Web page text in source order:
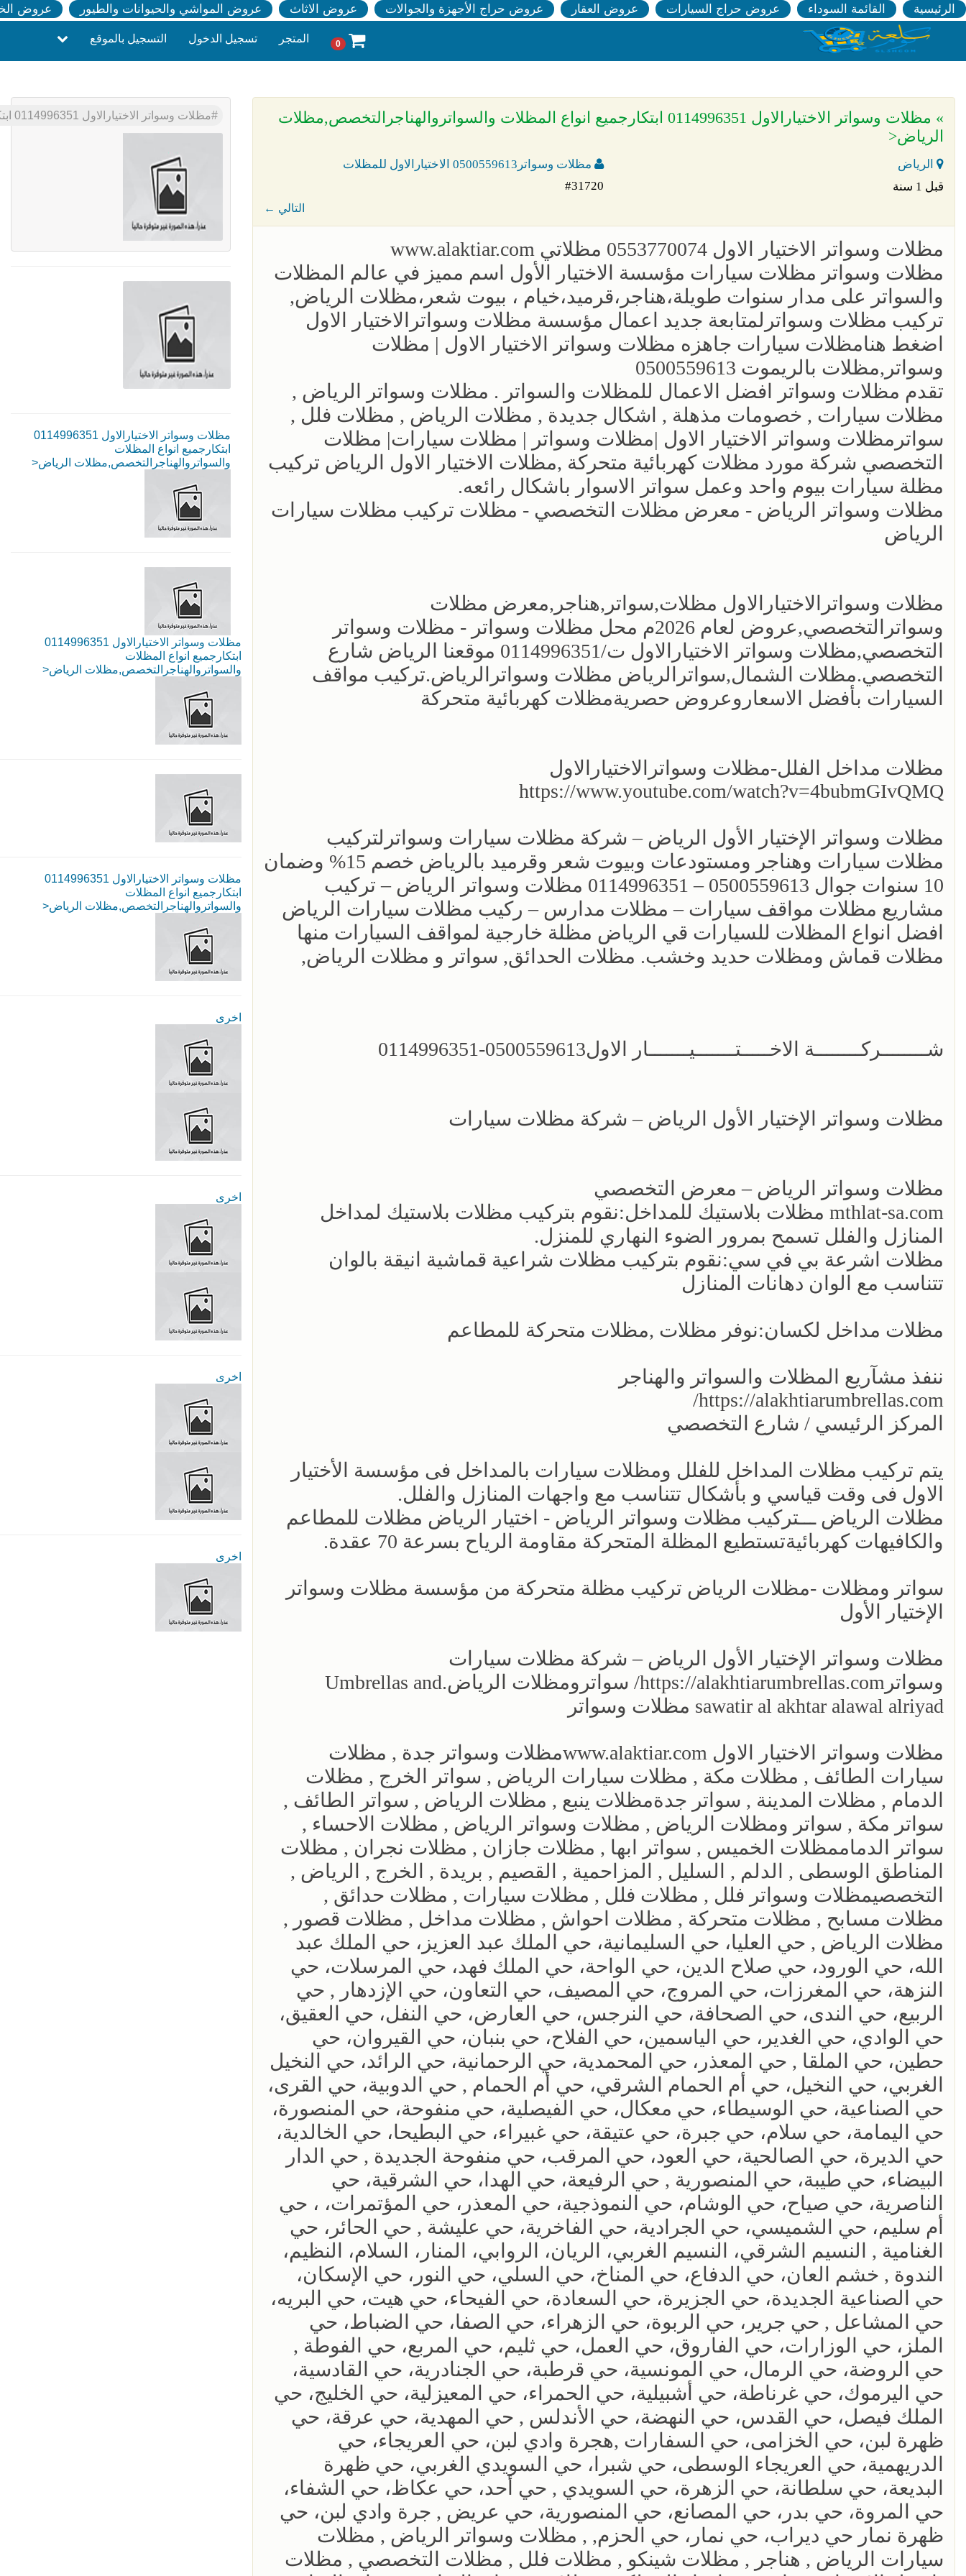
الرئيسية القائمة السوداء عروض حراج السيارات عروض العقار عروض حراج الأجهزة والجوالات عروض الاثاث عروض المواشي والحيوانات والطيور عروض
0 المتجر تسجيل الدخول التسجيل بالموقع
» مظلات وسواتر الاختيارالاول 0114996351 ابتكارجميع انواع المظلات والسواتروالهناجرالتخصص,مظلات
الرياض<
الرياض
مظلات وسواتر0500559613 الاختيارالاول للمظلات
قبل 1 سنة
#31720
← التالي
مظلات وسواتر الاختيار الاول 0553770074 مظلاتي www.alaktiar.com
مظلات وسواتر مظلات سيارات مؤسسة الاختيار الأول اسم مميز في عالم المظلات
والسواتر على مدار سنوات طويلة،هناجر،قرميد،خيام ، بيوت شعر،مظلات الرياض,
تركيب مظلات وسواترلمتابعة جديد اعمال مؤسسة مظلات وسواترالاختيار الاول
اضغط هنامظلات سيارات جاهزه مظلات وسواتر الاختيار الاول | مظلات
وسواتر,مظلات بالريموت 0500559613
تقدم مظلات وسواتر افضل الاعمال للمظلات والسواتر . مظلات وسواتر الرياض ,
مظلات سيارات , خصومات مذهلة , اشكال جديدة , مظلات الرياض , مظلات فلل ,
سواترمظلات وسواتر الاختيار الاول |مظلات وسواتر | مظلات سيارات| مظلات
التخصصي شركة مورد مظلات كهربائية متحركة ,مظلات الاختيار الاول الرياض تركيب
مظلة سيارات بيوم واحد وعمل سواتر الاسوار باشكال رائعه.
مظلات وسواتر الرياض - معرض مظلات التخصصي - مظلات تركيب مظلات سيارات
الرياض
مظلات وسواترالاختيارالاول مظلات,سواتر,هناجر,معرض مظلات
وسواترالتخصصي,عروض لعام 2026م محل مظلات وسواتر - مظلات وسواتر
التخصصي,مظلات وسواتر الاختيارالاول ت/0114996351 موقعنا الرياض شارع
التخصصي.مظلات الشمال,سواترالرياض مظلات وسواترالرياض.تركيب مواقف
السيارات بأفضل الاسعاروعروض حصريةمظلات كهربائية متحركة
مظلات مداخل الفلل-مظلات وسواترالاختيارالاول
https://www.youtube.com/watch?v=4bubmGIvQMQ
مظلات وسواتر الإختيار الأول الرياض – شركة مظلات سيارات وسواترلتركيب
مظلات سيارات وهناجر ومستودعات وبيوت شعر وقرميد بالرياض خصم 15% ‏وضمان
10 سنوات جوال 0500559613 – 0114996351‎ مظلات وسواتر الرياض – تركيب
مشاريع مظلات مواقف سيارات – مظلات مدارس – ركيب مظلات سيارات الرياض
افضل انواع المظلات للسيارات قي الرياض مظلة خارجية لمواقف السيارات منها
مظلات قماش ومظلات حديد وخشب. مظلات الحدائق, سواتر و مظلات الرياض,
شــــــــركــــــــة الاخـــــتـــــــيـــــــار الاول0500559613-0114996351
مظلات وسواتر الإختيار الأول الرياض – شركة مظلات سيارات
مظلات وسواتر الرياض – معرض التخصصي
mthlat-sa.com مظلات بلاستيك للمداخل:نقوم بتركيب مظلات بلاستيك لمداخل
المنازل والفلل تسمح بمرور الضوء النهاري للمنزل.
مظلات اشرعة بي في سي:نقوم بتركيب مظلات شراعية قماشية انيقة بالوان
تتناسب مع الوان دهانات المنازل
مظلات مداخل لكسان:نوفر مظلات ,مظلات متحركة للمطاعم
ننفذ مشآريع المظلات والسواتر والهناجر
https://alakhtiarumbrellas.com/
المركز الرئيسي / شارع التخصصي
يتم تركيب مظلات المداخل للفلل ومظلات سيارات بالمداخل فى مؤسسة الأختيار
الاول فى وقت قياسي و بأشكال تتناسب مع واجهات المنازل والفلل.
مظلات الرياض ـــتركيب مظلات وسواتر الرياض - اختيار الرياض مظلات للمطاعم
والكافيهات كهربائيةتستطيع المظلة المتحركة مقاومة الرياح بسرعة 70 عقدة.
سواتر ومظلات -مظلات الرياض تركيب مظلة متحركة من مؤسسة مظلات وسواتر
الإختيار الأول
مظلات وسواتر الإختيار الأول الرياض – شركة مظلات سيارات
وسواترhttps://alakhtiarumbrellas.com/ سواترومظلات الرياض.Umbrellas and
sawatir al akhtar alawal alriyad مظلات وسواتر
مظلات وسواتر الاختيار الاول www.alaktiar.comمظلات وسواتر جدة , مظلات
سيارات الطائف , مظلات مكة , مظلات سيارات الرياض , سواتر الخرج , مظلات
الدمام , مظلات المدينة , سواتر جدةمظلات ينبع , مظلات الرياض , سواتر الطائف ,
سواتر مكة , سواتر ومظلات الرياض , مظلات وسواتر الرياض , مظلات الاحساء ,
سواتر الدماممظلات الخميس , سواتر ابها , مظلات جازان , مظلات نجران , مظلات
المناطق الوسطى , الدلم , السليل , المزاحمية , القصيم , بريدة , الخرج , الرياض ,
التخصصيمظلات وسواتر فلل , مظلات فلل , مظلات سيارات , مظلات حدائق ,
مظلات مسابح , مظلات متحركة , مظلات احواش , مظلات مداخل , مظلات قصور ,
مظلات الرياض , حي العليا، حي السليمانية، حي الملك عبد العزيز، حي الملك عبد
الله، حي الورود، حي صلاح الدين، حي الواحة، حي الملك فهد، حي المرسلات، حي
النزهة، حي المغرزات، حي المروج، حي المصيف، حي التعاون، حي الإزدهار , حي
الربيع، حي الندى، حي الصحافة، حي النرجس، حي العارض، حي النفل، حي العقيق،
حي الوادي، حي الغدير، حي الياسمين، حي الفلاح، حي بنبان، حي القيروان، حي
حطين، حي الملقا , حي المعذر، حي المحمدية، حي الرحمانية، حي الرائد، حي النخيل
الغربي، حي النخيل، حي أم الحمام الشرقي، حي أم الحمام , حي الدوبية، حي القرى،
حي الصناعية، حي الوسيطاء، حي معكال، حي الفيصلية، حي منفوحة، حي المنصورة،
حي اليمامة، حي سلام، حي جبرة، حي عتيقة، حي غبيراء، حي البطيحا، حي الخالدية،
حي الديرة، حي الصالحية، حي العود، حي المرقب، حي منفوحة الجديدة , حي الدار
البيضاء، حي طيبة، حي المنصورية , حي الرفيعة، حي الهدا، حي الشرقية، حي
الناصرية، حي صياح، حي الوشام، حي النموذجية، حي المعذر، حي المؤتمرات، ، حي
أم سليم، حي الشميسي، حي الجرادية، حي الفاخرية، حي عليشة , حي الحائر، حي
الغنامية , النسيم الشرقي، النسيم الغربي، الريان، الروابي، المنار، السلام، النظيم،
الندوة , خشم العان، حي الدفاع، حي المناخ، حي السلي، حي النور، حي الإسكان،
حي الصناعية الجديدة، حي الجزيرة، حي السعادة، حي الفيحاء، حي هيت، حي البريه،
حي المشاعل , حي جرير، حي الربوة، حي الزهراء، حي الصفا، حي الضباط، حي
الملز، حي الوزارات، حي الفاروق، حي العمل، حي ثليم، حي المربع، حي الفوطة ,
حي الروضة، حي الرمال، حي المونسية، حي قرطبة، حي الجنادرية، حي القادسية،
حي اليرموك، حي غرناطة، حي أشبيلية، حي الحمراء، حي المعيزلية، حي الخليج، حي
الملك فيصل، حي القدس، حي النهضة، حي الأندلس , حي المهدية، حي عرقة، حي
ظهرة لبن، حي الخزامى، حي السفارات ,هجرة وادي لبن، حي العريجاء، حي
الدريهمية، حي العريجاء الوسطى، حي شبرا، حي السويدي الغربي، حي ظهرة
البديعة، حي سلطانة، حي الزهرة، حي السويدي , حي أحد، حي عكاظ، حي الشفاء،
حي المروة، حي بدر، حي المصانع، حي المنصورية، حي عريض , جرة وادي لبن، حي
ظهرة نمار حي ديراب، حي نمار، حي الحزم, , مظلات وسواتر الرياض , مظلات
سيارات الرياض , هناجر , مظلات شينكو , مظلات فلل , مظلات التخصصي , مظلات
مظلات وسواتر الاختيارالاول 0114996351 ابتكارجميع انواع المظلات والسواتروالهناجرالتخصص,مظلات الرياض<
مظلات وسواتر الاختيارالاول 0114996351
ابتكارجميع انواع المظلات
والسواتروالهناجرالتخصص,مظلات الرياض<
مظلات وسواتر الاختيارالاول 0114996351
ابتكارجميع انواع المظلات
والسواتروالهناجرالتخصص,مظلات الرياض<
مظلات وسواتر الاختيارالاول 0114996351
ابتكارجميع انواع المظلات
والسواتروالهناجرالتخصص,مظلات الرياض<
اخرى
اخرى
اخرى
اخرى